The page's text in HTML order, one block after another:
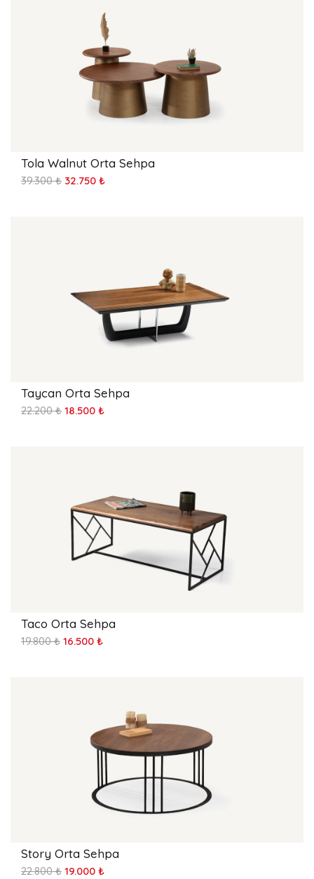
Tola Walnut Orta Sehpa
39.300 ₺ 32.750 ₺
Taycan Orta Sehpa
22.200 ₺ 18.500 ₺
Taco Orta Sehpa
19.800 ₺ 16.500 ₺
Story Orta Sehpa
22.800 ₺ 19.000 ₺